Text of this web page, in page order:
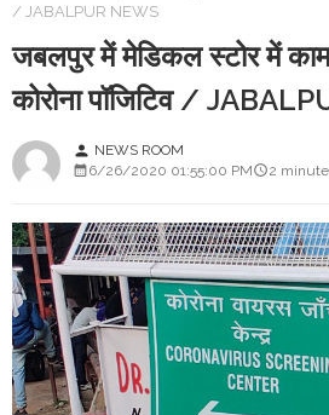
/ JABALPUR NEWS
जबलपुर में मेडिकल स्टोर में काम
कोरोना पॉजिटिव /
person NEWS ROOM
6/26/2020 01:55:00 PM
2